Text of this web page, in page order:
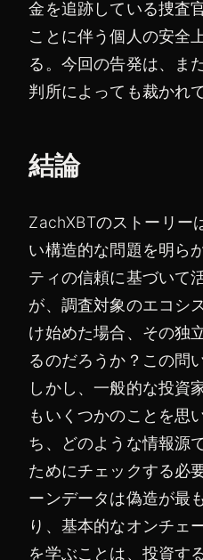
金を追跡している捜査
ことに伴う個人の安全
る。今回の告発は、ま
判所によっても裁かれ
結論
ZachXBTのストーリー
い構造的な問題を明ら
ティの信頼に基づいて
が、調査対象のエコシ
け始めた場合、その独
るのだろうか？この問
しかし、一般的な投資
もいくつかのことを思
ち、どのような情報源
ためにチェックする必
ーンデータは偽造が最
り、基本的なオンチェ
を学ぶことは、投資す